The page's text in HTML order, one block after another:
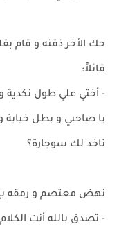
حك الأخر ذقنه و قام
قائلاً:
- أختي علي طول
يا صاحبي و بطل خيابة
تاخد لك سوجارة؟
نهض معتصم و رمقه
- تصدق بالله أنت